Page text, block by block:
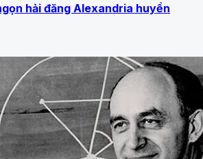
hải đăng Alexandria huyền